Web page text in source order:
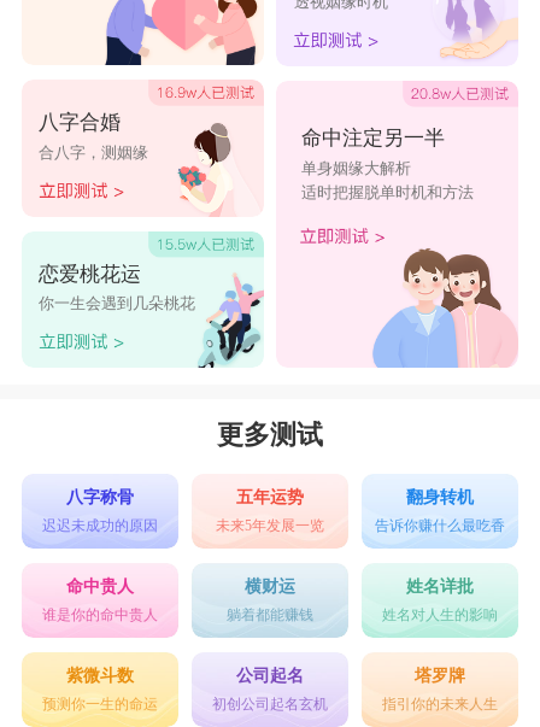
生、三才破、连环生、连理剋等常见的五行局。
B.数理：某些凶数即代表了一些不佳的遭遇，
倘若又受剋(或放在人格)，则凶力加重，不可不
防。
所有的姓名格局皆有其优缺点，重点是倘若缺
点过多，则此人一生不仅事业不顺、身体不佳，更
甚者早夭(活不到平均寿命的一半)。故一般格局
有〞四破〞者，建议其另取一个偏名来改善运势及
气势。何谓〞四破〞?即格局中，五行有相剋之数
姓名五格和六亲对应关系
爱好周易预测和八字命理的人都知道，在易经
学预测中，六亲是一个重要概念。何谓六亲，即指
官禄、父母尊长、兄弟、妻子财产、子女下属等。
在五格姓名学，也有六亲学说。下面给您介绍姓名
五格与六亲的对应关系：
八字合婚
合八字，测姻缘
恋爱桃花运
你一生会遇到几朵桃花
命中注定另一半
单身姻缘大解析
适时把握脱单时机和方法
更多测试
八字称骨
迟迟未成功的原因
五年运势
未来5年发展一览
翻身转机
告诉你赚什么最吃香
命中贵人
谁是你的命中贵人
横财运
躺着都能赚钱
姓名详批
姓名对人生的影响
紫微斗数
预测你一生的命运
公司起名
初创公司起名玄机
塔罗牌
指引你的未来人生